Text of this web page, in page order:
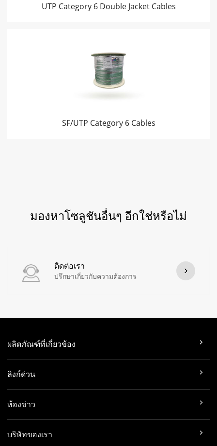
UTP Category 6 Double Jacket Cables
SF/UTP Category 6 Cables
มองหาโซลูชันอื่นๆ อีกใช่หรือไม่
ติดต่อเรา
ปรึกษาเกี่ยวกับความต้องการ
ผลิตภัณฑ์ที่เกี่ยวข้อง
ลิงก์ด่วน
ห้องข่าว
บริษัทของเรา